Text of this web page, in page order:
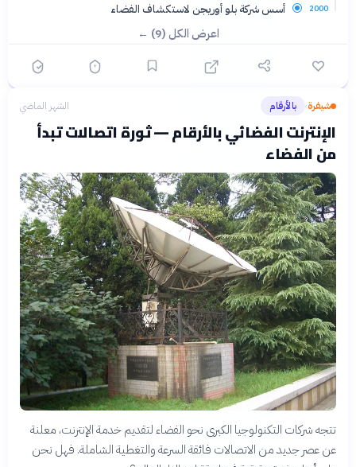
2000 أسس شركة بلو أوريجن لاستكشاف الفضاء
اعرض الكل (9) ←
شيفرة› بالأرقام الشهر الماضي
الإنترنت الفضائي بالأرقام — ثورة اتصالات تبدأ
من الفضاء
تتجه شركات التكنولوجيا الكبرى نحو الفضاء لتقديم خدمة الإنترنت، معلنة
عن عصر جديد من الاتصالات فائقة السرعة والتغطية الشاملة. فهل نحن